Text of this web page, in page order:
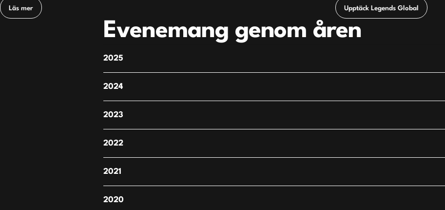
Läs mer Upptäck Legends Global
Evenemang genom åren
2025
2024
2023
2022
2021
2020